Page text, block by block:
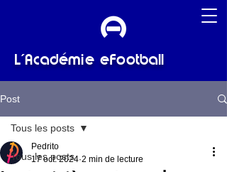
L'Académie eFootball
Post
Tous les posts
Tous les posts
Pedrito
17 oct. 2024 2 min de lecture